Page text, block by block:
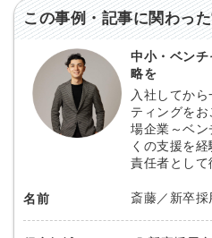
この事例・記事に関わっ
中小・ベン
略を
入社してか
ティングを
場企業～ベ
くの支援を
責任者として
名前 斎藤／新卒採